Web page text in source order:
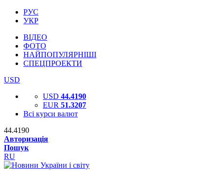
РУС
УКР
ВІДЕО
ФОТО
НАЙПОПУЛЯРНІШІ
СПЕЦПРОЕКТИ
USD
USD 44.4190
EUR 51.3207
Всі курси валют
44.4190
Авторизація
Пошук
RU